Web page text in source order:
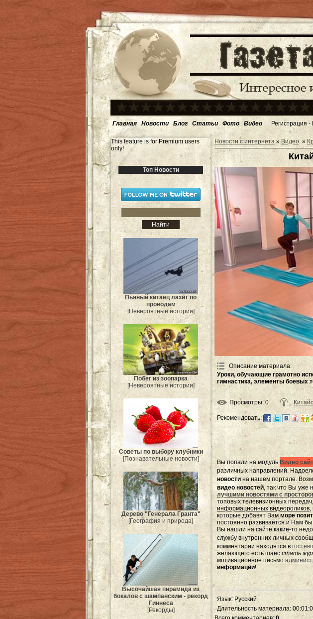
Главная Новости Блог Статьи Фото Видео | Регистрация -
This feature is for Premium users
only!
Топ Новости
Пьяный китаец лазит по
проводам
[Невероятные истории]
Побег из зоопарка
[Невероятные истории]
Советы по выбору клубники
[Познавательные новости]
Дерево "Генерала Гранта"
[География и природа]
Высочайшая пирамида из
бокалов с шампанским - рекорд
Гиннеса
[Рекорды]
Новости с интернета » Видео »
Описание материала:
Уроки, обучающие грамотно
гимнастика, элементы боевых
Просмотры: 0
Рекомендовать:
Вы попали на модуль Видео
различных направлений.
новости на нашем портале.
видео новостей, так что Вы уже
лучшими новостями с
топовых телевизионных
информационных видеороликов,
которые добавят Вамморе
постоянно развивается и Нам
Вы нашли на сайте какие-то
службу внутренних личных
комментарии находятся в
желающего есть шансстать
мотивационное письмо
информации!
Язык: Русский
Длительность материала: